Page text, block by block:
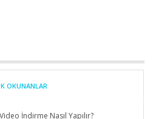
OKUNANLAR
İndirme Nasıl Yapılır?